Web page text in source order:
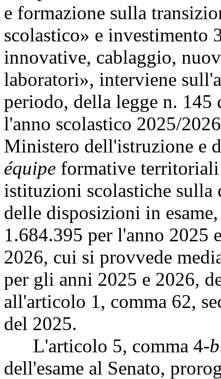
e formazione sulla
scolastico» e investimento
innovative, cablaggio,
laboratori», interviene
periodo, della legge n. 145
l'anno scolastico 2025/
Ministero dell'istruzione e
équipe formative territoriali
istituzioni scolastiche sulla
delle disposizioni in
1.684.395 per l'anno 2025
2026, cui si provvede
per gli anni 2025 e 2026,
all'articolo 1, comma 62,
del 2025.
L'articolo 5, comma 4-
dell'esame al Senato,